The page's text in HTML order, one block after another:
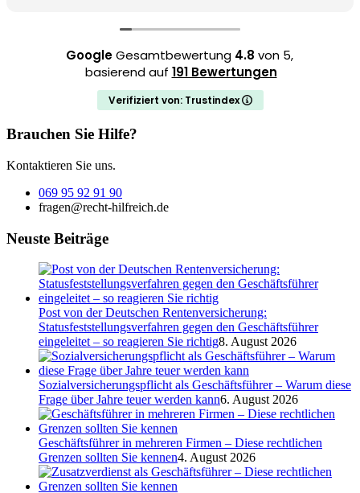
GoogleGesamtbewertung 4.8 von 5,
basierend auf 191 Bewertungen
Verifiziert von: Trustindex
Brauchen Sie Hilfe?
Kontaktieren Sie uns.
069 95 92 91 90
fragen@recht-hilfreich.de
Neuste Beiträge
Post von der Deutschen Rentenversicherung:
Statusfeststellungsverfahren gegen den Geschäftsführer
eingeleitet – so reagieren Sie richtig8. August 2026
Sozialversicherungspflicht als Geschäftsführer – Warum diese
Frage über Jahre teuer werden kann6. August 2026
Geschäftsführer in mehreren Firmen – Diese rechtlichen
Grenzen sollten Sie kennen4. August 2026